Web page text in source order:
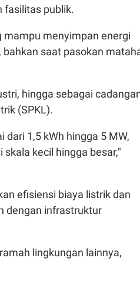
fasilitas publik.
mampu menyimpan energi
saat pasokan
hingga sebagai
(SPKL).
dari 1,5 kWh hingga 5 MW,
kecil hingga besar,"
efisiensi biaya listrik dan
dengan infrastruktur
lingkungan lainnya,